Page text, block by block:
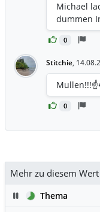
0
Michael
dummen
Stitchie,
0
Mehr zu diesem Wert
PauseThema